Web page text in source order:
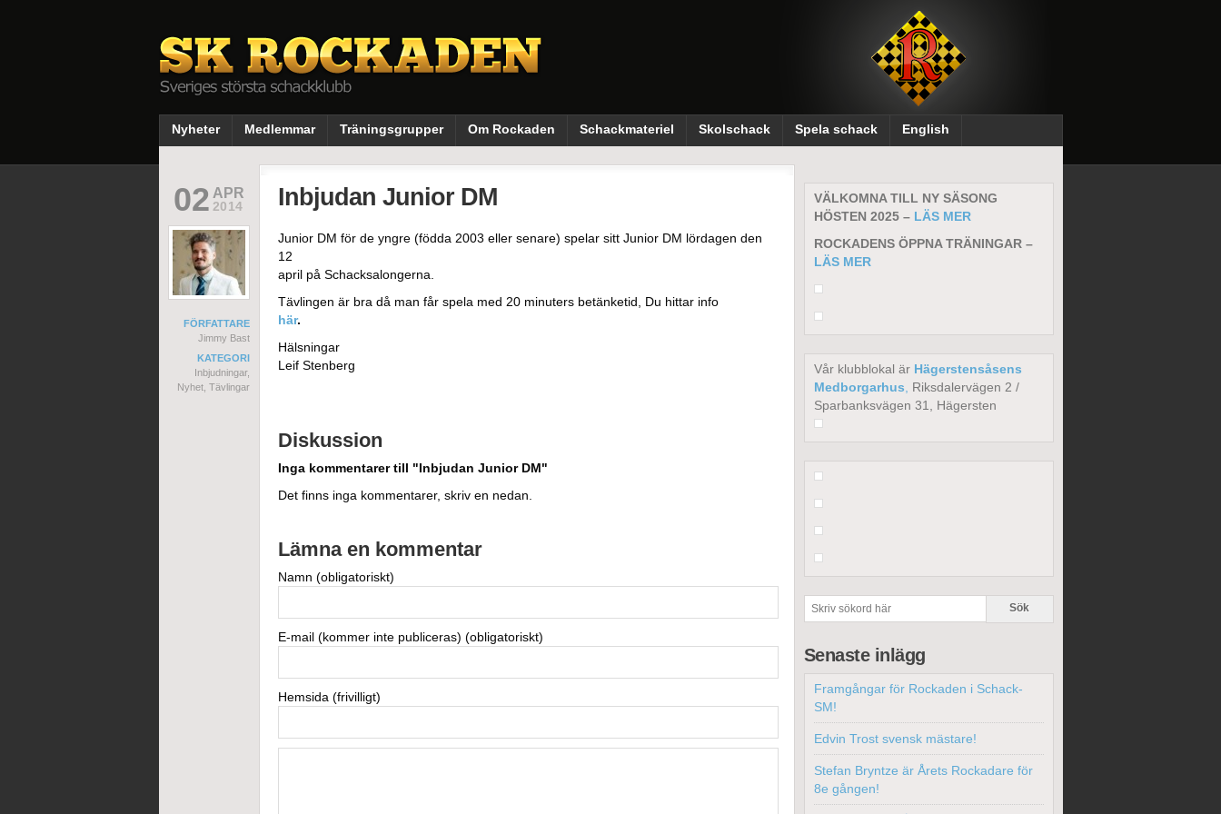
Nyheter Medlemmar Träningsgrupper Om Rockaden Schackmateriel Skolschack Spela schack English
VÄLKOMNA TILL NY SÄSONG
HÖSTEN 2025 – LÄS MER
ROCKADENS ÖPPNA TRÄNINGAR –
LÄS MER
Vår klubblokal är Hägerstensåsens
Medborgarhus
Riksdalervägen 2 /
Sparbanksvägen 31, Hägersten
Senaste inlägg
Framgångar för Rockaden i Schack-
SM!
Edvin Trost svensk mästare!
Stefan Bryntze är Årets Rockadare för
8e gången!
02 APR
2014
FÖRFATTARE
Jimmy Bast
KATEGORI
Inbjudningar,
Nyhet, Tävlingar
Inbjudan Junior DM
Junior DM för de yngre (födda 2003 eller senare) spelar sitt Junior DM lördagen den
12
april på Schacksalongerna.
Tävlingen är bra då man får spela med 20 minuters betänketid, Du hittar info
här.
Hälsningar
Leif Stenberg
Diskussion
Inga kommentarer till "Inbjudan Junior DM"
Det finns inga kommentarer, skriv en nedan.
Lämna en kommentar
Namn (obligatoriskt)
E-mail (kommer inte publiceras) (obligatoriskt)
Hemsida (frivilligt)